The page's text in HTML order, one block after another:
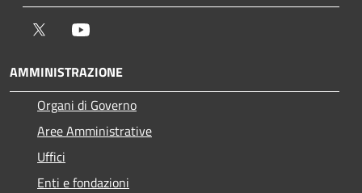
Twitter
AMMINISTRAZIONE
Organi di Governo
Aree Amministrative
Uffici
Enti e fondazioni